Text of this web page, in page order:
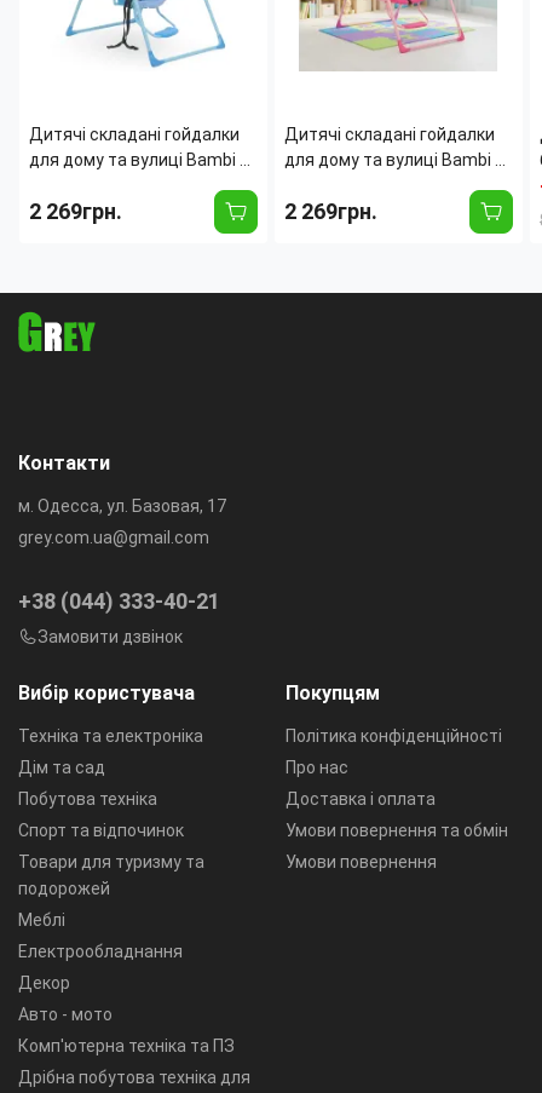
Дитячі складані гойдалки
для дому та вулиці Bambi X-
музика, підсвітка
2 269грн.
Дитячі складані гойдалки
для дому та вулиці Bambi X-
музика, підсвітка Рожевий
2 269грн.
Вибір користувача
Техніка та електроніка
Дім та сад
Побутова техніка
Спорт та відпочинок
Товари для туризму та
подорожей
Меблі
Електрообладнання
Декор
Авто - мото
Комп'ютерна техніка та ПЗ
Дрібна побутова техніка для
Покупцям
Політика конфіденційності
Про нас
Доставка і оплата
Умови повернення та обмін
Умови повернення
Контакти
м. Одесса, ул. Базовая, 17
grey.com.ua@gmail.com
+38 (044) 333-40-21
Замовити дзвінок